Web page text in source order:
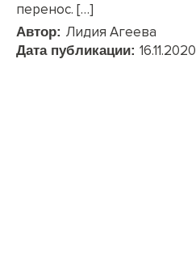
перенос. […]
Автор: Лидия Агеева
Дата публикации: 16.11.2020